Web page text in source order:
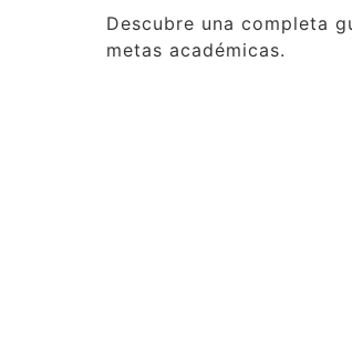
Descubre una completa
metas académicas.